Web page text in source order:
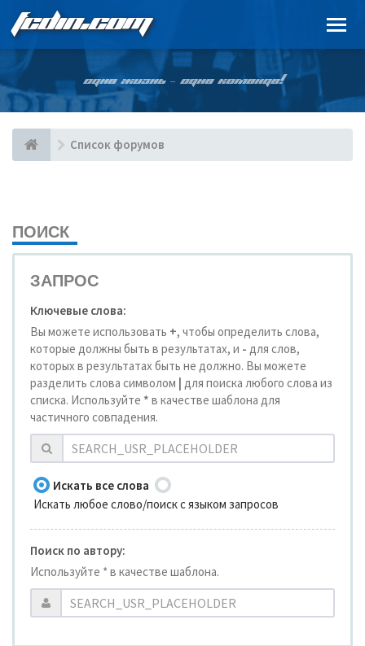
FCDIN.COM
ОДНА ЖИЗНЬ – ОДНА КОМАНДА!
Список форумов
ПОИСК
ЗАПРОС
Ключевые слова:
Вы можете использовать +, чтобы определить слова,
которые должны быть в результатах, и - для слов,
которых в результатах быть не должно. Вы можете
разделить слова символом | для поиска любого слова из
списка. Используйте * в качестве шаблона для
частичного совпадения.
Искать все слова
Искать любое слово/поиск с языком запросов
Поиск по автору:
Используйте * в качестве шаблона.